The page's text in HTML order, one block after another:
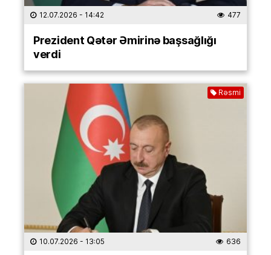
12.07.2026 - 14:42 477
Prezident Qətər Əmirinə başsağlığı
verdi
Rəsmi
10.07.2026 - 13:05 636